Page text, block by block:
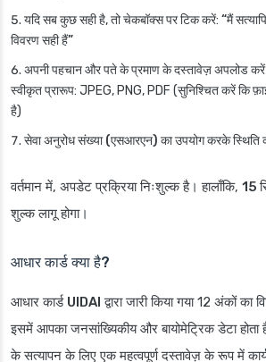
यदि सब कुछ सही है, तो चेकबॉक्स पर टिक करें: “मैं
विवरण सही हैं”
अपनी पहचान और पते के प्रमाण के दस्तावेज़ अपलोड करें
स्वीकृत प्रारूप: JPEG, PNG, PDF (सुनिश्चित करें कि
है)
सेवा अनुरोध संख्या (एसआरएन) का उपयोग करके
वर्तमान में, अपडेट प्रक्रिया निःशुल्क है। हालाँकि, 15
शुल्क लागू होगा।
आधार कार्ड क्या है?
आधार कार्ड UIDAI द्वारा जारी किया गया 12 अंकों का
इसमें आपका जनसांख्यिकीय और बायोमेट्रिक डेटा
के सत्यापन के लिए एक महत्वपूर्ण दस्तावेज़ के रूप में